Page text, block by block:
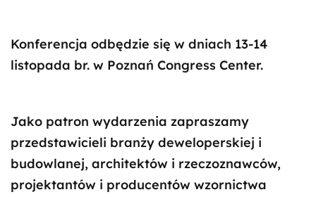
Konferencja odbędzie się w dniach 13-14
listopada br. w Poznań Congress Center.
Jako patron wydarzenia zapraszamy
przedstawicieli branży deweloperskiej i
budowlanej, architektów i rzeczoznawców,
projektantów i producentów wzornictwa